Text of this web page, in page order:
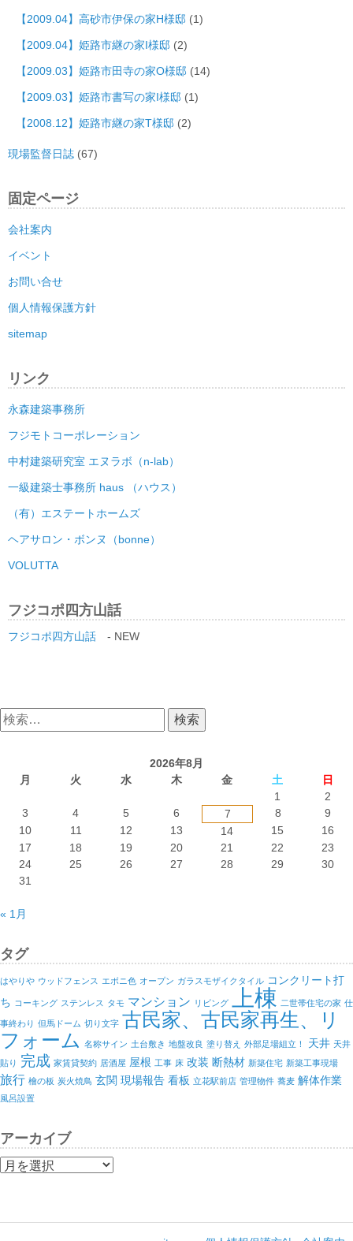
【2009.04】高砂市伊保の家H様邸 (1)
【2009.04】姫路市継の家I様邸 (2)
【2009.03】姫路市田寺の家O様邸 (14)
【2009.03】姫路市書写の家I様邸 (1)
【2008.12】姫路市継の家T様邸 (2)
現場監督日誌 (67)
固定ページ
会社案内
イベント
お問い合せ
個人情報保護方針
sitemap
リンク
永森建築事務所
フジモトコーポレーション
中村建築研究室 エヌラボ（n-lab）
一級建築士事務所 haus （ハウス）
（有）エステートホームズ
ヘアサロン・ボンヌ（bonne）
VOLUTTA
フジコポ四方山話
フジコポ四方山話 - NEW
検
索:
2026年8月
月
火 水 木 金 土
日
1
2
3
4 5 6 7 8
9
10
11 12 13 14 15
16
17
18 19 20 21 22
23
24
25 26 27 28 29
30
31
« 1月
タグ
はやりや ウッドフェンス エボニ色 オープン ガラスモザイクタイル コンクリート打
ち コーキング ステンレス タモ マンション リビング 上棟 二世帯住宅の家 仕
事終わり 但馬ドーム 切り文字 古民家、古民家再生、リ
フォーム 名称サイン 土台敷き 地盤改良 塗り替え 外部足場組立！ 天井 天井
貼り 完成 家賃貸契約 居酒屋 屋根 工事 床 改装 断熱材 新築住宅 新築工事現場
旅行 檜の板 炭火焼鳥 玄関 現場報告 看板 立花駅前店 管理物件 蕎麦 解体作業
風呂設置
アーカイブ
ア